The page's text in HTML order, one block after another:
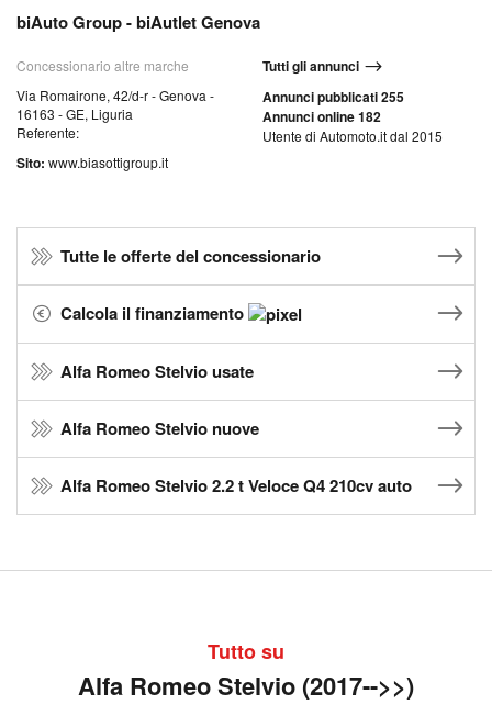
biAuto Group - biAutlet Genova
Concessionario altre marche
Via Romairone, 42/d-r - Genova -
16163 - GE, Liguria
Referente:
Sito: www.biasottigroup.it
Tutti gli annunci
Annunci pubblicati 255
Annunci online 182
Utente di Automoto.it dal 2015
Tutte le offerte del concessionario
Calcola il finanziamento
Alfa Romeo Stelvio usate
Alfa Romeo Stelvio nuove
Alfa Romeo Stelvio 2.2 t Veloce Q4 210cv auto
Tutto su
Alfa Romeo Stelvio (2017-->>)